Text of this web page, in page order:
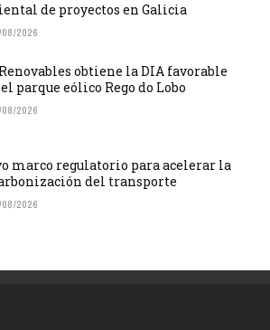
de proyectos en Galicia
2026
obtiene la DIA favorable
parque eólico Rego do Lobo
2026
marco regulatorio para acelerar la
del transporte
2026